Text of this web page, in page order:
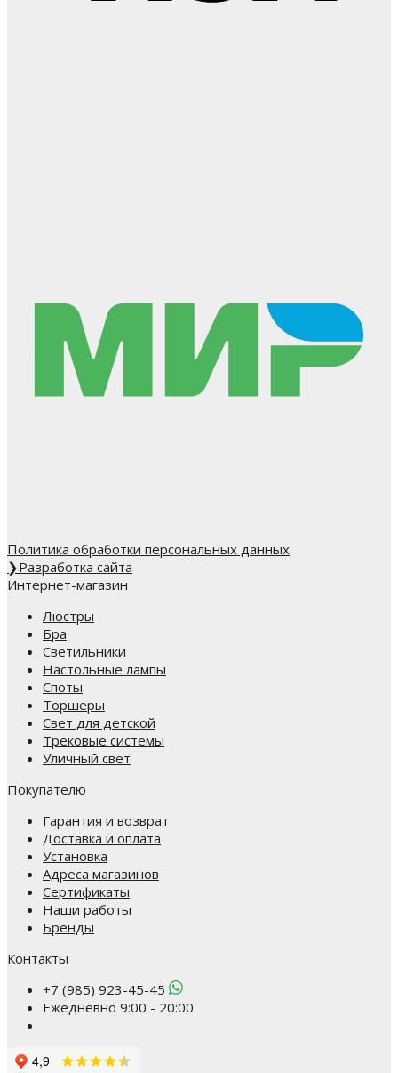
Политика обработки персональных данных
❯Разработка сайта
Интернет-магазин
Люстры
Бра
Светильники
Настольные лампы
Споты
Торшеры
Свет для детской
Трековые системы
Уличный свет
Покупателю
Гарантия и возврат
Доставка и оплата
Установка
Адреса магазинов
Сертификаты
Наши работы
Бренды
Контакты
+7 (985) 923-45-45
Ежедневно 9:00 - 20:00